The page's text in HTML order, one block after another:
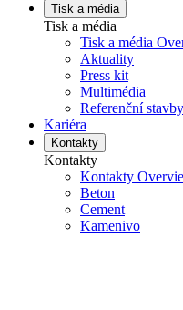
Tisk a média
Tisk a média
Tisk a média
Aktuality
Press kit
Multimédia
Referenční stavby
Kariéra
Kontakty
Kontakty
Kontakty
Beton
Cement
Kamenivo